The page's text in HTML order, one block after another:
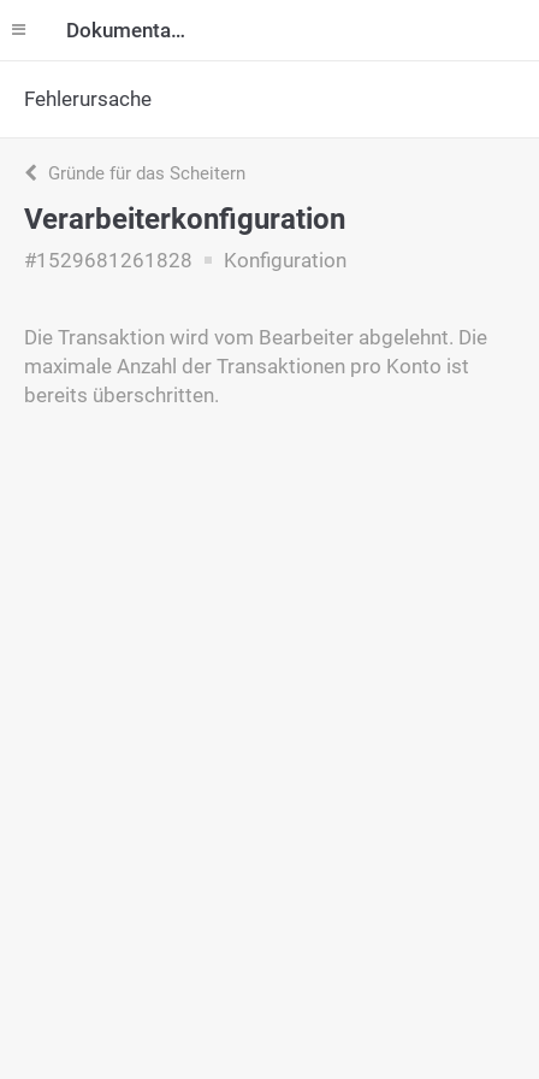
Dokumentation
Fehlerursache
Gründe für das Scheitern
Verarbeiterkonfiguration
#1529681261828 Konfiguration
Die Transaktion wird vom Bearbeiter abgelehnt. Die
maximale Anzahl der Transaktionen pro Konto ist
bereits überschritten.